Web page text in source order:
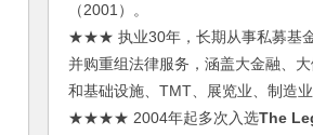
（2001）。
★★★ 执业30年，长期从事私募基金
并购重组法律服务，涵盖大金融、
和基础设施、TMT、展览业、制造业
★★★★ 2004年起多次入选The